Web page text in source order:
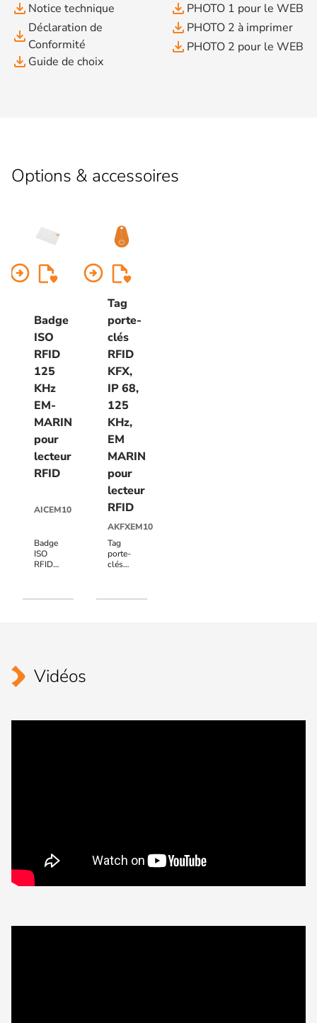
file_download Notice technique
file_download Déclaration de
Conformité
file_download Guide de choix
file_download PHOTO 1 pour le WEB
file_download PHOTO 2 à imprimer
file_download PHOTO 2 pour le WEB
Options & accessoires
arrow_circle_right
Badge
ISO
RFID
125
KHz
EM-
MARIN
pour
lecteur
RFID
AICEM10
Badge
ISO
RFID
EM-
les
lecteurs
arrow_circle_right
Tag
porte-
clés
RFID
KFX,
IP 68,
125
KHz,
EM
MARIN
pour
lecteur
RFID
AKFXEM10
Tag
porte-
clés
68,
Vidéos